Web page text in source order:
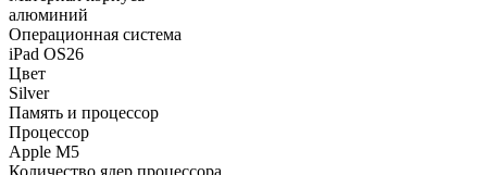
алюминий
Операционная система
iPad OS26
Цвет
Silver
Память и процессор
Процессор
Apple M5
Количество ядер процессора